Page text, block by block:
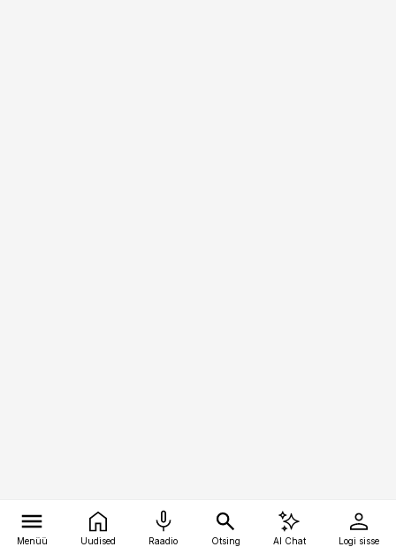
Menüü Uudised Raadio Otsing AI Chat Logi sisse